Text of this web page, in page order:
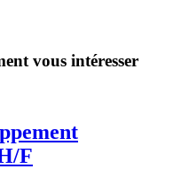
vous intéresser
F